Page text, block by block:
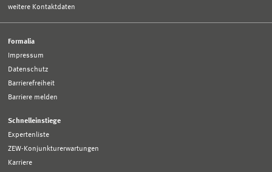
weitere Kontaktdaten
Formalia
Impressum
Datenschutz
Barrierefreiheit
Barriere melden
Schnelleinstiege
Expertenliste
ZEW-Konjunkturerwartungen
Karriere